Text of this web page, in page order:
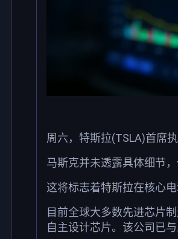
周六，特斯拉(TSLA)首席
马斯克并未透露具体细节
这将标志着特斯拉在核心
目前全球大多数先进芯片
自主设计芯片。该公司已